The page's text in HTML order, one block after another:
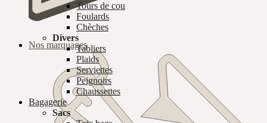
Nos marquages
Tours de cou
Foulards
Chèches
Divers
Tabliers
Plaids
Serviettes
Peignoirs
Chaussettes
Bagagerie
Sacs